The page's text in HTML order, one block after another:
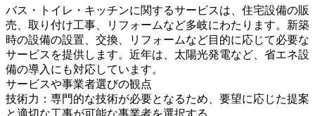
バス・トイレ・キッチンに関するサービスは、住宅設備の販
売、取り付け工事、リフォームなど多岐にわたります。新築
時の設備の設置、交換、リフォームなど目的に応じて必要な
サービスを提供します。近年は、太陽光発電など、省エネ設
備の導入にも対応しています。
サービスや事業者選びの観点
技術力：専門的な技術が必要となるため、要望に応じた提案
と適切な工事が可能な事業者を選択する